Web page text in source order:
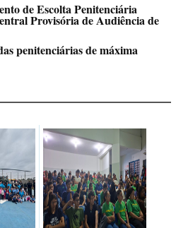
de Escolta Penitenciária
Provisória de Audiência de
penitenciárias de máxima